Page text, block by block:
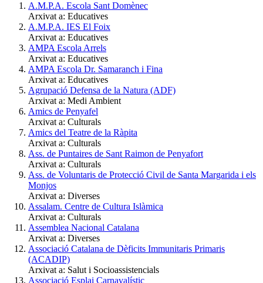
A.M.P.A. Escola Sant Domènec
Arxivat a: Educatives
A.M.P.A. IES El Foix
Arxivat a: Educatives
AMPA Escola Arrels
Arxivat a: Educatives
AMPA Escola Dr. Samaranch i Fina
Arxivat a: Educatives
Agrupació Defensa de la Natura (ADF)
Arxivat a: Medi Ambient
Amics de Penyafel
Arxivat a: Culturals
Amics del Teatre de la Ràpita
Arxivat a: Culturals
Ass. de Puntaires de Sant Raimon de Penyafort
Arxivat a: Culturals
Ass. de Voluntaris de Protecció Civil de Santa Margarida i els
Monjos
Arxivat a: Diverses
Assalam. Centre de Cultura Islàmica
Arxivat a: Culturals
Assemblea Nacional Catalana
Arxivat a: Diverses
Associació Catalana de Dèficits Immunitaris Primaris
(ACADIP)
Arxivat a: Salut i Socioassistencials
Associació Esplai Carnavalístic